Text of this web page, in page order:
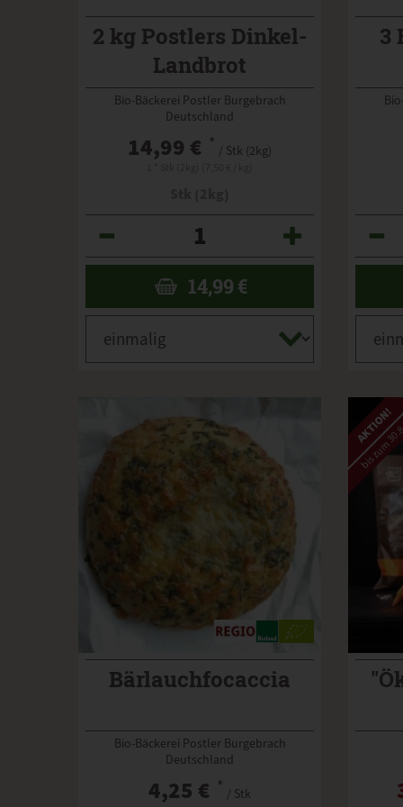
2 kg Postlers Dinkel-
Landbrot
Bio-Bäckerei Postler Burgebrach
Deutschland
14,99 € * / Stk (2kg)
14,99 €
3
Bärlauchfocaccia
Bio-Bäckerei Postler Burgebrach
Deutschland
4,25 € * / Stk
AKTION!
bis zum